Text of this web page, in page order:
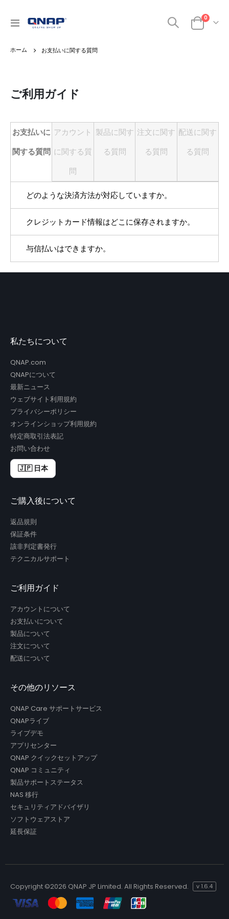
ナ
呼
カート
0商品
お支払いに関する質問
ご利用ガイド
アカウント
に関する質
問
お支払いに
関する質問
製品に関す
る質問
注文に関す
る質問
配送に関す
る質問
どのような決済方法が対応していますか。
クレジットカードと銀行振込に現在対応しておりま
す。銀行振込の場合、振込手数料はお客様負担、ご
注文確定時から5日以内にお振込がなければ自動キ
カードに対応しております。
クレジットカード情報はどこに保存されますか。
クレジットカードのご利用に関しましては、当社か
らカード情報の漏洩が生じることのないよう、オン
ステムをPCI-DSSに準拠したAdyenに委託しており
ます。またAdyenではクレジットカード情報をその
まま保存せず、トークン化しております。
詳細はAdyenの公式ウェブサイトをご確認くださ
い。
与信払いはできますか。
私たちについて
QNAP.com
QNAPについて
最新ニュース
ウェブサイト利用規約
プライバシーポリシー
オンラインショップ利用規約
特定商取引法表記
お問い合わせ
🇯🇵 日本
ご購入後について
返品規則
保証条件
該非判定書発行
テクニカルサポート
ご利用ガイド
アカウントについて
お支払いについて
製品について
注文について
配送について
その他のリソース
QNAP Care サポートサービス
QNAPライブ
ライブデモ
アプリセンター
QNAP クイックセットアップ
QNAP コミュニティ
製品サポートステータス
NAS 移行
セキュリティアドバイザリ
ソフトウェアストア
延長保証
Copyright ©2026 QNAP JP Limited. All Rights Reserved. v 1.6.4